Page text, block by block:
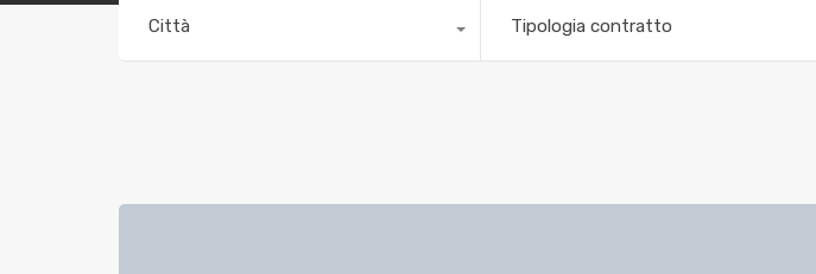
Città Tipologia contratto